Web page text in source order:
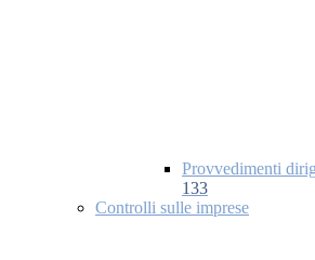
Provvedimenti
133
Controlli sulle imprese